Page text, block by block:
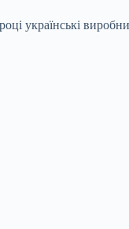
українські